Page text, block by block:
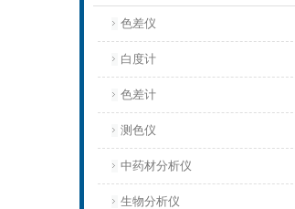
色差仪
白度计
色差计
测色仪
中药材分析仪
生物分析仪